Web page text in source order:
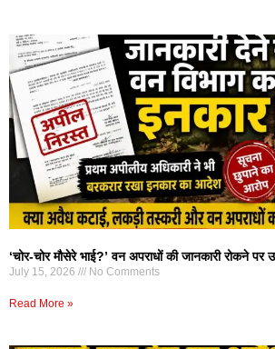
‘चोर-चोर मौसेरे भाई?’ वन अपराधों की जानकारी रोकने पर
July 15, 2026 No Comments
Read More »